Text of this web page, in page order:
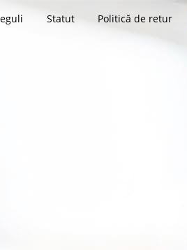
Statut Politică de retur